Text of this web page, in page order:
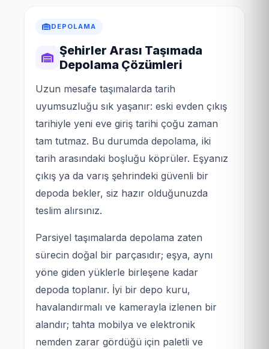
DEPOLAMA
Şehirler Arası Taşımada
Depolama Çözümleri
Uzun mesafe taşımalarda tarih
uyumsuzluğu sık yaşanır: eski evden çıkış
tarihiyle yeni eve giriş tarihi çoğu zaman
tam tutmaz. Bu durumda depolama, iki
tarih arasındaki boşluğu köprüler. Eşyanız
çıkış ya da varış şehrindeki güvenli bir
depoda bekler, siz hazır olduğunuzda
teslim alırsınız.
Parsiyel taşımalarda depolama zaten
sürecin doğal bir parçasıdır; eşya, aynı
yöne giden yüklerle birleşene kadar
depoda toplanır. İyi bir depo kuru,
havalandırmalı ve kamerayla izlenen bir
alandır; tahta mobilya ve elektronik
nemden zarar gördüğü için paletli ve